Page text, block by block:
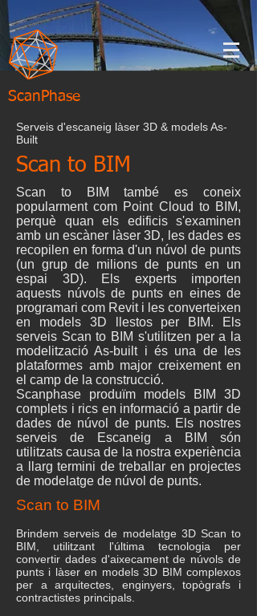
ScanPhase
Serveis d'escaneig làser 3D & models As-
Built
Scan to BIM
Scan to BIM també es coneix
popularment com Point Cloud to BIM,
perquè quan els edificis s'examinen
amb un escàner làser 3D, les dades es
recopilen en forma d'un núvol de punts
(un grup de milions de punts en un
espai 3D). Els experts importen
aquests núvols de punts en eines de
programari com Revit i les converteixen
en models 3D llestos per BIM. Els
serveis Scan to BIM s'utilitzen per a la
modelització As-built i és una de les
plataformes amb major creixement en
el camp de la construcció.
Scanphase produïm models BIM 3D
complets i rics en informació a partir de
dades de núvol de punts. Els nostres
serveis de Escaneig a BIM són
utilitzats causa de la nostra experiència
a llarg termini de treballar en projectes
de modelatge de núvol de punts.
Scan to BIM
Brindem serveis de modelatge 3D Scan to
BIM, utilitzant l'última tecnologia per
convertir dades d'aixecament de núvols de
punts i làser en models 3D BIM complexos
per a arquitectes, enginyers, topògrafs i
contractistes principals.